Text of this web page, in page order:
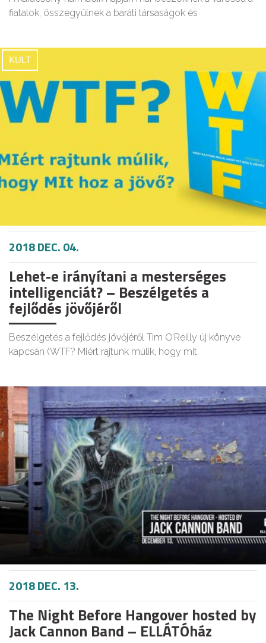
fiatalok, összegyűlnek a baráti társaságok és
KULT
2018 DEC. 04.
Lehet-e irányítani a mesterséges
intelligenciát? – Beszélgetés a
fejlődés jövőjéről
Beszélgetés a fejlődés jövőjéről Tim O’Reilly új könyve
kapcsán (WTF? Miért rajtunk múlik, hogy mit
2018 DEC. 13.
The Night Before Hangover hosted by
Jack Cannon Band – ELLÁTÓház